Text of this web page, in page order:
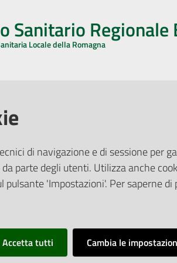
Sanitario
Locale della Romagna
(RA)
Ufficio Relazioni con il Pubblico
Riferimenti per la Stampa
di navigazione e di sessione per
parte degli utenti. Utilizza anche
'Impostazioni'. Per saperne
Accetta tutti Cambia le